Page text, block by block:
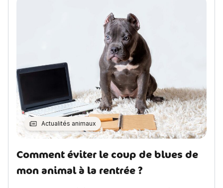
Actualités animaux
Comment éviter le coup de blues de
mon animal à la rentrée ?